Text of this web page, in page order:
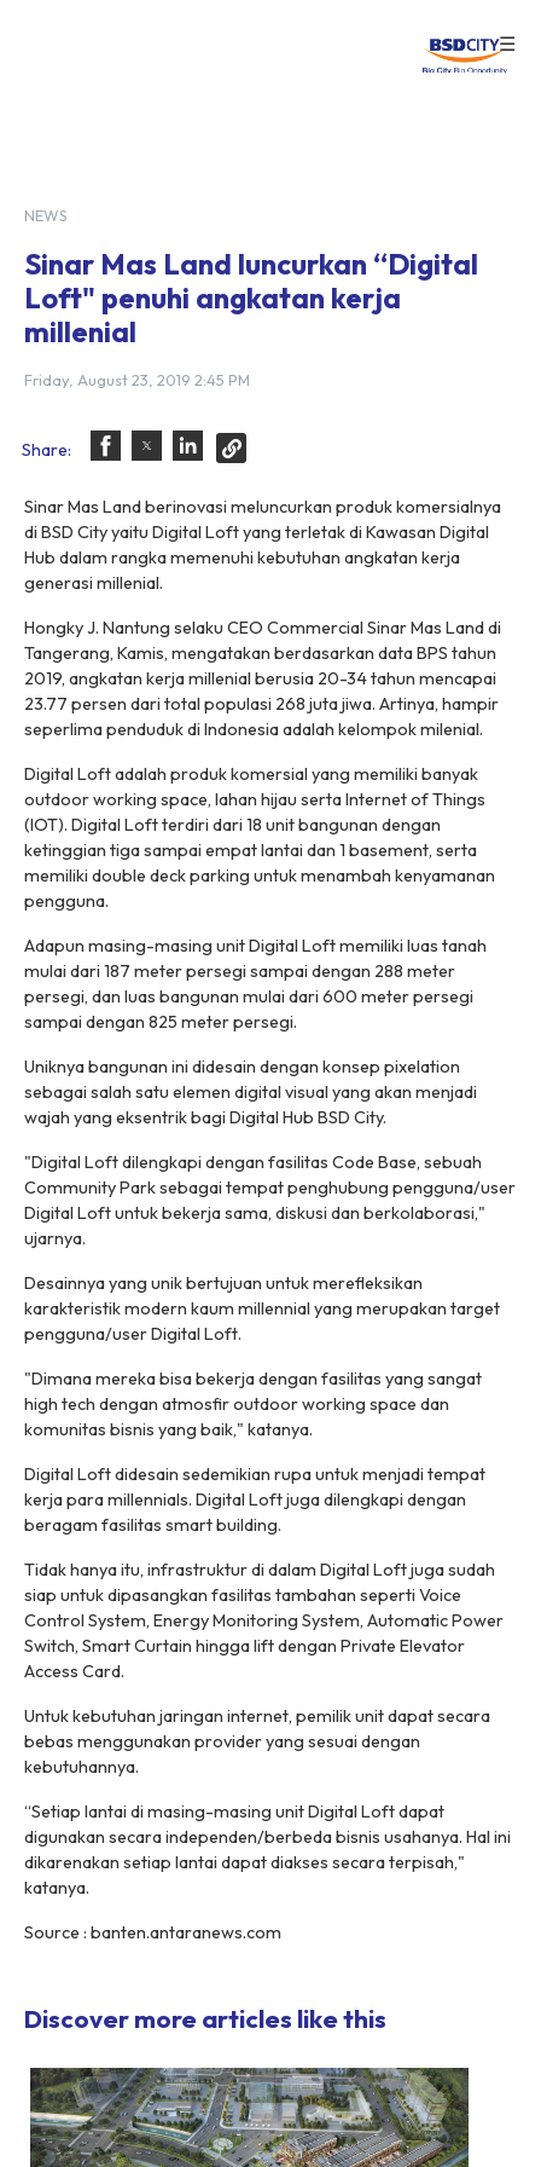
☰
NEWS
Sinar Mas Land luncurkan “Digital
Loft" penuhi angkatan kerja
millenial
Friday, August 23, 2019 2:45 PM
Share:
Sinar Mas Land berinovasi meluncurkan produk komersialnya
di BSD City yaitu Digital Loft yang terletak di Kawasan Digital
Hub dalam rangka memenuhi kebutuhan angkatan kerja
generasi millenial.
Hongky J. Nantung selaku CEO Commercial Sinar Mas Land di
Tangerang, Kamis, mengatakan berdasarkan data BPS tahun
2019, angkatan kerja millenial berusia 20-34 tahun mencapai
23.77 persen dari total populasi 268 juta jiwa. Artinya, hampir
seperlima penduduk di Indonesia adalah kelompok milenial.
Digital Loft adalah produk komersial yang memiliki banyak
outdoor working space, lahan hijau serta Internet of Things
(IOT). Digital Loft terdiri dari 18 unit bangunan dengan
ketinggian tiga sampai empat lantai dan 1 basement, serta
memiliki double deck parking untuk menambah kenyamanan
pengguna.
Adapun masing-masing unit Digital Loft memiliki luas tanah
mulai dari 187 meter persegi sampai dengan 288 meter
persegi, dan luas bangunan mulai dari 600 meter persegi
sampai dengan 825 meter persegi.
Uniknya bangunan ini didesain dengan konsep pixelation
sebagai salah satu elemen digital visual yang akan menjadi
wajah yang eksentrik bagi Digital Hub BSD City.
"Digital Loft dilengkapi dengan fasilitas Code Base, sebuah
Community Park sebagai tempat penghubung pengguna/user
Digital Loft untuk bekerja sama, diskusi dan berkolaborasi,"
ujarnya.
Desainnya yang unik bertujuan untuk merefleksikan
karakteristik modern kaum millennial yang merupakan target
pengguna/user Digital Loft.
"Dimana mereka bisa bekerja dengan fasilitas yang sangat
high tech dengan atmosfir outdoor working space dan
komunitas bisnis yang baik," katanya.
Digital Loft didesain sedemikian rupa untuk menjadi tempat
kerja para millennials. Digital Loft juga dilengkapi dengan
beragam fasilitas smart building.
Tidak hanya itu, infrastruktur di dalam Digital Loft juga sudah
siap untuk dipasangkan fasilitas tambahan seperti Voice
Control System, Energy Monitoring System, Automatic Power
Switch, Smart Curtain hingga lift dengan Private Elevator
Access Card.
Untuk kebutuhan jaringan internet, pemilik unit dapat secara
bebas menggunakan provider yang sesuai dengan
kebutuhannya.
“Setiap lantai di masing-masing unit Digital Loft dapat
digunakan secara independen/berbeda bisnis usahanya. Hal ini
dikarenakan setiap lantai dapat diakses secara terpisah,"
katanya.
Source : banten.antaranews.com
Discover more articles like this